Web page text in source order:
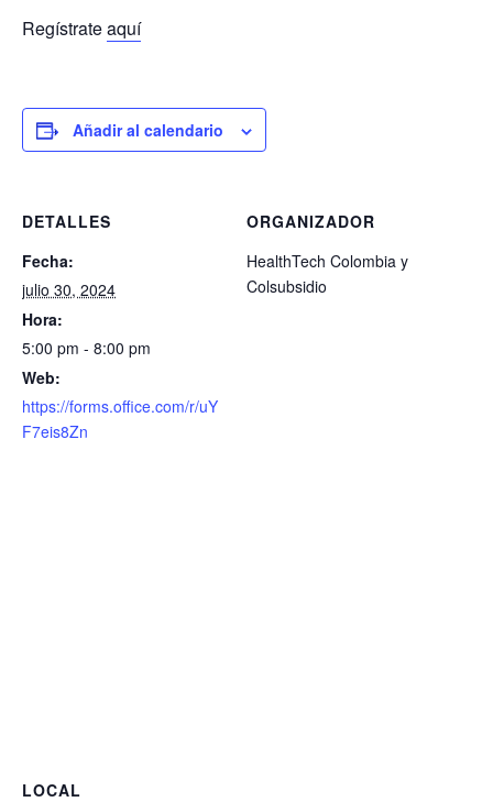
Regístrateaquí
Añadir al calendario
DETALLES
Fecha:
julio 30, 2024
Hora:
5:00 pm - 8:00 pm
Web:
https://forms.office.com/r/uY
F7eis8Zn
ORGANIZADOR
HealthTech Colombia y
Colsubsidio
LOCAL